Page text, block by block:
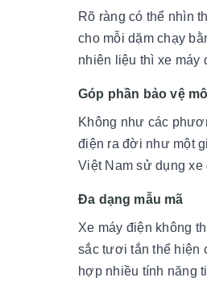
Rõ ràng có thể nhìn
cho mỗi dặm chạy
nhiên liệu thì xe máy
Góp phần bảo vệ
Không như các
điện ra đời như một
Việt Nam sử dụng
Đa dạng mẫu mã
Xe máy điện không
sắc tươi tắn thể hiện
hợp nhiều tính năng